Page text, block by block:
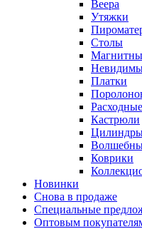
Веера
Утяжки
Столы
Платки
Кастрюли
Коврики
Новинки
Снова в продаже
Специальные
Оптовым